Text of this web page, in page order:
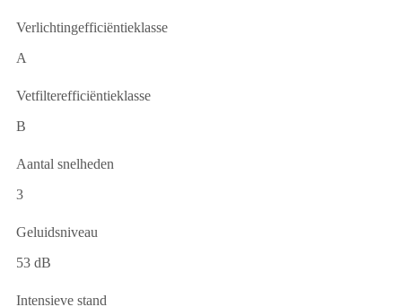
Verlichtingefficiëntieklasse
A
Vetfilterefficiëntieklasse
B
Aantal snelheden
3
Geluidsniveau
53 dB
Intensieve stand